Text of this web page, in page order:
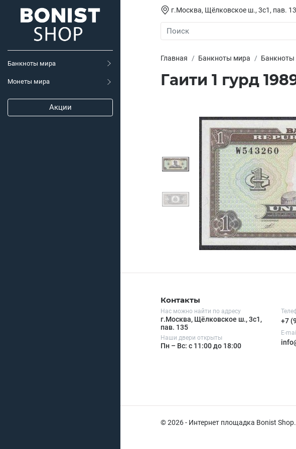
Банкноты мира
Монеты мира
Акции
г.Москва, Щёлковское ш., 3с1, пав.
Главная Банкноты мира Банкноты
Гаити 1 гурд
Контакты
Нас можно найти по адресу
г.Москва, Щёлковское ш., 3с1,
пав. 135
Наши двери открыты
Пн – Вс: с 11:00 до 18:00
+7
E-mail
© 2026 - Интернет площадка Bonist